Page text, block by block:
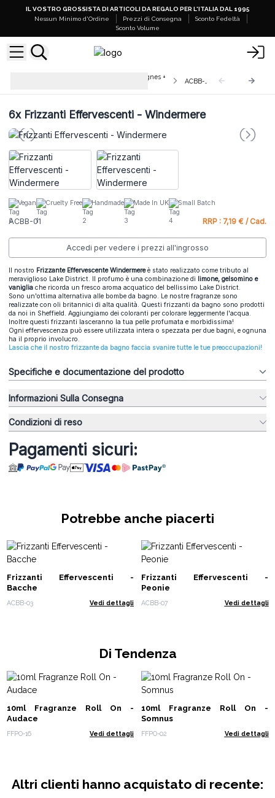
IL VOSTRO GROSSISTA DI ARTICOLI DA REGALO PER L'ITALIA DAL 1995
Nessun Minimo d'Ordine
Prezzi di Consegna
Sconto Fedeltà
Sconto Volume
Frizzanti Effervescenti Naturali Agnes +
6xFrizzanti Effervescenti - Windermere
Vegan Cruelty Free Handmade Made In UK Small Batch
ACBB-01 RRP : 7,19 € / Cad.
Accedi per vedere i prezzi all'ingrosso
Il nostro Frizzante Effervescente Windermereè stato realizzato come tributo al
meraviglioso Lake District. Il profumo è una combinazione di limone, gelsomino e
vaniglia che ricorda un fresco aroma acquatico del bellissimo Lake District.
Sono un'ottima alternativa alle bombe da bagno. Le nostre fragranze sono
realizzate con oli britannici di alta qualità. Questi frizzanti da bagno sono prodotti
da noi in Sheffield. Aggiungiamo dei coloranti per colorare leggermente l'acqua.
Inoltre questi frizzanti lasceranno la tua pelle profumata e morbidissima!
Ogni effervescenza può essere utilizzata intera o spezzata per due bagni, e ognuna
ha il proprio involucro.
Lascia che il nostro frizzante da bagno faccia svanire tutte le tue preoccupazioni!
Specifiche e documentazione del prodotto
Informazioni Sulla Consegna
Condizioni di reso
Pagamenti sicuri:
Potrebbe anche piacerti
Frizzanti Effervescenti -
Bacche
ACBB-03 Vedi dettagli
Frizzanti Effervescenti -
Peonie
ACBB-07 Vedi dettagli
Di Tendenza
10ml Fragranze Roll On -
Audace
FFPO-16 Vedi dettagli
10ml Fragranze Roll On -
Somnus
FFPO-02 Vedi dettagli
Altri clienti hanno acquistato di recente: